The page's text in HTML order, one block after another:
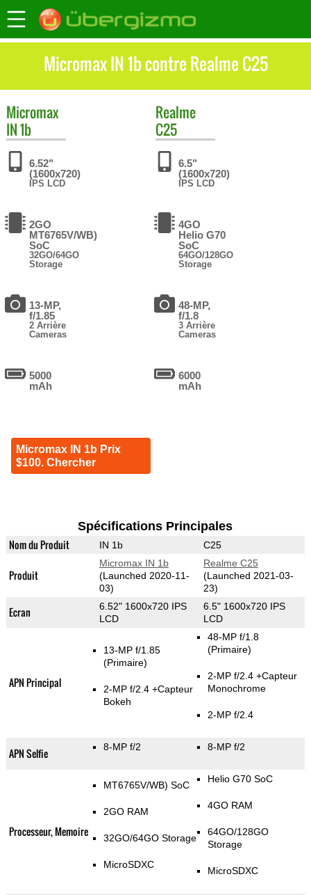
Micromax IN 1b contre Realme C25
Micromax
IN 1b
6.52"
(1600x720)
IPS LCD
2GO
MT6765V/WB)
SoC
32GO/64GO
Storage
13-MP,
f/1.85
2 Arrière
Cameras
5000
mAh
Micromax IN 1b Prix
$100. Chercher
Realme
C25
6.5"
(1600x720)
IPS LCD
4GO
Helio G70
SoC
64GO/128GO
Storage
48-MP,
f/1.8
3 Arrière
Cameras
6000
mAh
Spécifications Principales
Nom du Produit IN 1b C25
Produit
Micromax IN 1b
(Launched 2020-11-
03)
Realme C25
(Launched 2021-03-
23)
Ecran
6.52" 1600x720 IPS
LCD
6.5" 1600x720 IPS
LCD
APN Principal
13-MP f/1.85
(Primaire)
2-MP f/2.4 +Capteur
Bokeh
48-MP f/1.8
(Primaire)
2-MP f/2.4 +Capteur
Monochrome
2-MP f/2.4
APN Selfie 8-MP f/2 8-MP f/2
Processeur, Memoire
MT6765V/WB) SoC
2GO RAM
32GO/64GO Storage
MicroSDXC
Helio G70 SoC
4GO RAM
64GO/128GO
Storage
MicroSDXC